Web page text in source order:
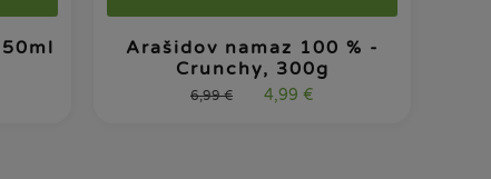
Arašidov namaz 100 % -
Crunchy, 300g
6,99€ 4,99 €